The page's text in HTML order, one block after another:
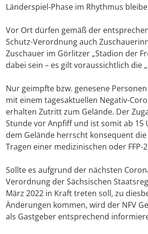
Länderspiel-Phase im Rhythmus
Vor Ort dürfen gemäß der
Schutz-Verordnung auch
Zuschauer im Görlitzer „Stadion der
dabei sein – es gilt voraussichtlich die
Nur geimpfte bzw. genesene
mit einem tagesaktuellen Negativ-
erhalten Zutritt zum Gelände. Der
Stunde vor Anpfiff und ist somit ab 15
dem Gelände herrscht konsequent
Tragen einer medizinischen oder FFP-
Sollte es aufgrund der nächsten
Verordnung der Sächsischen
März 2022 in Kraft treten soll, zu
Änderungen kommen, wird der NFV
als Gastgeber entsprechend